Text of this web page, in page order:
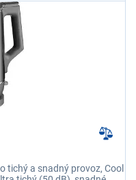
tichý a snadný provoz, Cool